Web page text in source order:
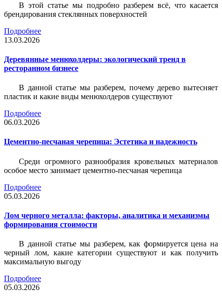
В этой статье мы подробно разберем всё, что касается
брендирования стеклянных поверхностей
Подробнее
13.03.2026
Деревянные менюхолдеры: экологический тренд в
ресторанном бизнесе
В данной статье мы разберем, почему дерево вытесняет
пластик и какие виды менюхолдеров существуют
Подробнее
06.03.2026
Цементно-песчаная черепица: Эстетика и надежность
Среди огромного разнообразия кровельных материалов
особое место занимает цементно-песчаная черепица
Подробнее
05.03.2026
Лом черного металла: факторы, аналитика и механизмы
формирования стоимости
В данной статье мы разберем, как формируется цена на
черный лом, какие категории существуют и как получить
максимальную выгоду
Подробнее
05.03.2026